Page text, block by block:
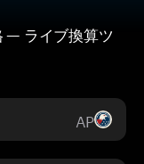
— ライブ換算ツ
AP